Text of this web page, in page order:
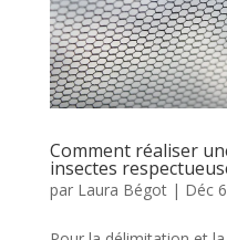
Comment réaliser
insectes
par Laura Bégot| Déc